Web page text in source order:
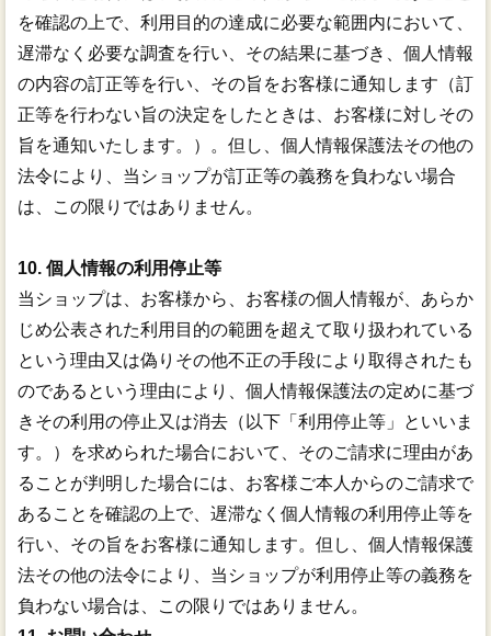
を確認の上で、利用目的の達成に必要な範囲内において、
遅滞なく必要な調査を行い、その結果に基づき、個人情報
の内容の訂正等を行い、その旨をお客様に通知します（訂
正等を行わない旨の決定をしたときは、お客様に対しその
旨を通知いたします。）。但し、個人情報保護法その他の
法令により、当ショップが訂正等の義務を負わない場合
は、この限りではありません。
10. 個人情報の利用停止等
当ショップは、お客様から、お客様の個人情報が、あらか
じめ公表された利用目的の範囲を超えて取り扱われている
という理由又は偽りその他不正の手段により取得されたも
のであるという理由により、個人情報保護法の定めに基づ
きその利用の停止又は消去（以下「利用停止等」といいま
す。）を求められた場合において、そのご請求に理由があ
ることが判明した場合には、お客様ご本人からのご請求で
あることを確認の上で、遅滞なく個人情報の利用停止等を
行い、その旨をお客様に通知します。但し、個人情報保護
法その他の法令により、当ショップが利用停止等の義務を
負わない場合は、この限りではありません。